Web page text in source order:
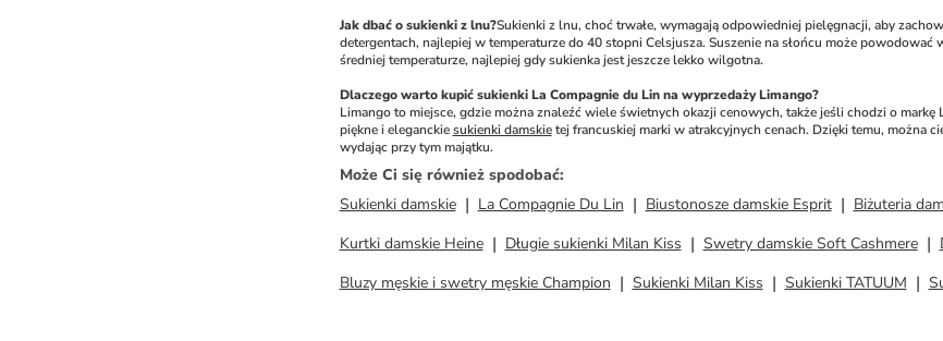
Jak dbać o sukienki z lnu?Sukienki z lnu, choć trwałe, wymagają odpowiedniej pielęgnacji, aby
detergentach, najlepiej w temperaturze do 40 stopni Celsjusza. Suszenie na słońcu może
średniej temperaturze, najlepiej gdy sukienka jest jeszcze lekko wilgotna.
Dlaczego warto kupić sukienki La Compagnie du Lin na wyprzedaży Limango?
Limango to miejsce, gdzie można znaleźć wiele świetnych okazji cenowych, także jeśli chodzi o
piękne i eleganckie sukienki damskie tej francuskiej marki w atrakcyjnych cenach. Dzięki temu, można
wydając przy tym majątku.
Może Ci się również spodobać:
Sukienki damskie
La Compagnie Du Lin Biustonosze damskie Esprit Biżuteria
Kurtki damskie Heine
Długie sukienki Milan Kiss Swetry damskie Soft Cashmere
Bluzy męskie i swetry męskie Champion
Sukienki Milan Kiss Sukienki TATUUM